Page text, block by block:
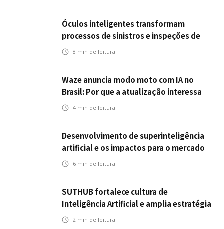
Óculos inteligentes transformam
processos de sinistros e inspeções de
seguros
8 min de leitura
Waze anuncia modo moto com IA no
Brasil: Por que a atualização interessa
ao mercado segurador?
4 min de leitura
Desenvolvimento de superinteligência
artificial e os impactos para o mercado
de seguros
6 min de leitura
SUTHUB fortalece cultura de
Inteligência Artificial e amplia estratégia
para toda a organização
2 min de leitura